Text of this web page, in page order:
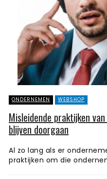
ONDERNEMEN WEBSHOP
Misleidende praktijken
blijven doorgaan
Al zo lang als er
praktijken om die